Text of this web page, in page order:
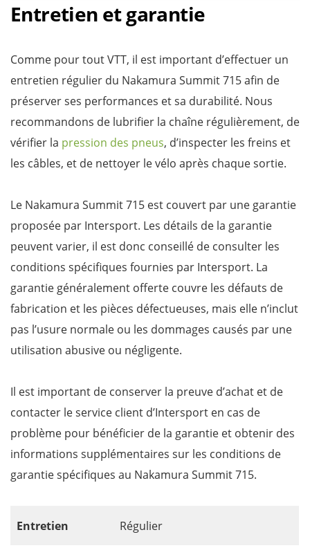
Entretien et garantie
Comme pour tout VTT, il est important d’effectuer un
entretien régulier du Nakamura Summit 715 afin de
préserver ses performances et sa durabilité. Nous
recommandons de lubrifier la chaîne régulièrement, de
vérifier la pression des pneus, d’inspecter les freins et
les câbles, et de nettoyer le vélo après chaque sortie.
Le Nakamura Summit 715 est couvert par une garantie
proposée par Intersport. Les détails de la garantie
peuvent varier, il est donc conseillé de consulter les
conditions spécifiques fournies par Intersport. La
garantie généralement offerte couvre les défauts de
fabrication et les pièces défectueuses, mais elle n’inclut
pas l’usure normale ou les dommages causés par une
utilisation abusive ou négligente.
Il est important de conserver la preuve d’achat et de
contacter le service client d’Intersport en cas de
problème pour bénéficier de la garantie et obtenir des
informations supplémentaires sur les conditions de
garantie spécifiques au Nakamura Summit 715.
Entretien Régulier